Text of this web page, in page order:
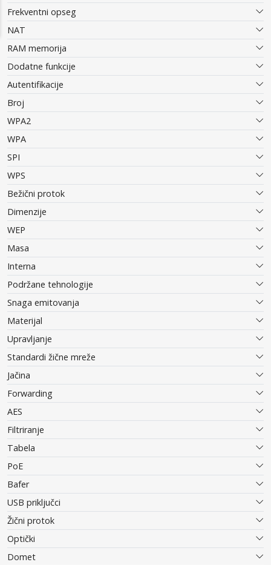
Frekventni opseg
NAT
RAM memorija
Dodatne funkcije
Autentifikacije
Broj
WPA2
WPA
SPI
WPS
Bežični protok
Dimenzije
WEP
Masa
Interna
Podržane tehnologije
Snaga emitovanja
Materijal
Upravljanje
Standardi žične mreže
Jačina
Forwarding
AES
Filtriranje
Tabela
PoE
Bafer
USB priključci
Žični protok
Optički
Domet